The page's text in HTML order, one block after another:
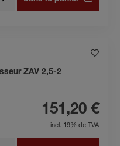
ZAV 2,5-2
151,20 €
incl. 19% de TVA